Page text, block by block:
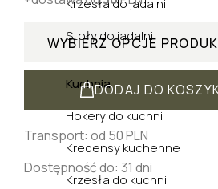
Stoły do jadalni
Kuchnia
Hokery do kuchni
Kredensy kuchenne
Krzesła do kuchni
WYBIERZ OPCJE
DODAJ DO
Transport: od 50 PLN
Dostępność do: 31 dni